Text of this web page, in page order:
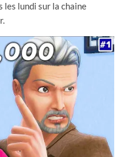
les lundi sur la chaine